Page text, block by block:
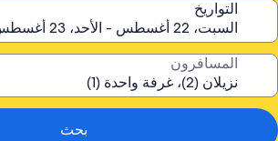
التواريخ
المسافرون
بحث